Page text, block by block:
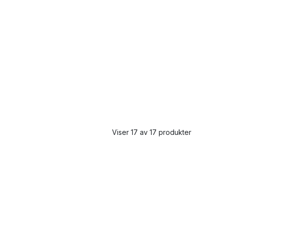
Viser 17 av 17 produkter